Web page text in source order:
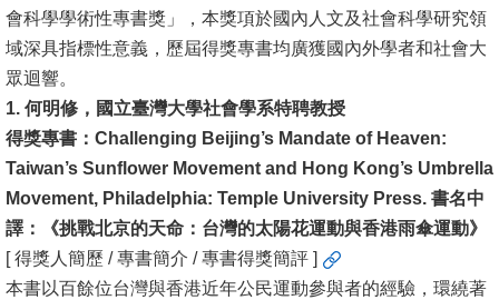
研
究
消
息
公
告
國
際
會科學學術性專書獎」，本獎項於國內人文及社會科學研究領
域深具指標性意義，歷屆得獎專書均廣獲國內外學者和社會大
眾迴響。
1. 何明修，國立臺灣大學社會學系特聘教授
得獎專書：Challenging Beijing’s Mandate of Heaven:
Taiwan’s Sunflower Movement and Hong Kong’s Umbrella
Movement, Philadelphia: Temple University Press. 書名中
譯：《挑戰北京的天命：台灣的太陽花運動與香港雨傘運動》
[ 得獎人簡歷 / 專書簡介 / 專書得獎簡評 ]
本書以百餘位台灣與香港近年公民運動參與者的經驗，環繞著